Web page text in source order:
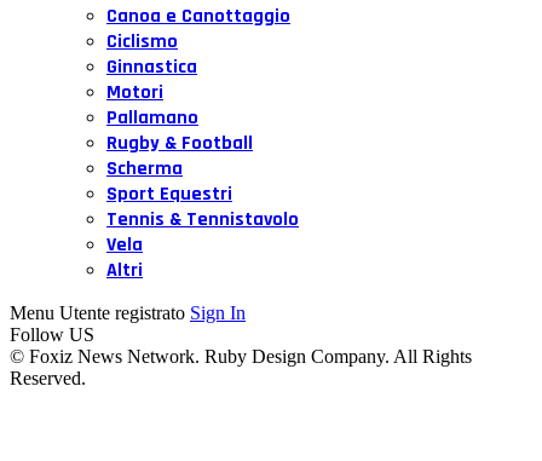
Canoa e Canottaggio
Ciclismo
Ginnastica
Motori
Pallamano
Rugby & Football
Scherma
Sport Equestri
Tennis & Tennistavolo
Vela
Altri
Menu Utente registrato Sign In
Follow US
© Foxiz News Network. Ruby Design Company. All Rights
Reserved.